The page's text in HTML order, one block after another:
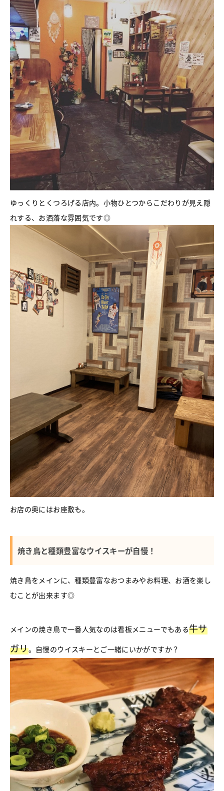
ゆっくりとくつろげる店内。小物ひとつからこだわりが見え隠
れする、お洒落な雰囲気です◎
お店の奥にはお座敷も。
焼き鳥と種類豊富なウイスキーが自慢！
焼き鳥をメインに、種類豊富なおつまみやお料理、お酒を楽し
むことが出来ます◎
メインの焼き鳥で一番人気なのは看板メニューでもある牛サ
ガリ。自慢のウイスキーとご一緒にいかがですか？